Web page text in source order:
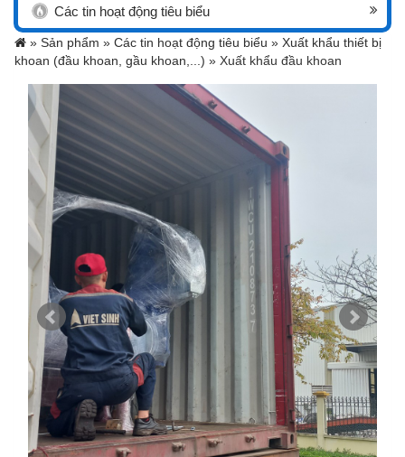
Các tin hoạt động tiêu biểu
» Sản phẩm » Các tin hoạt động tiêu biểu » Xuất khẩu thiết bị
khoan (đầu khoan, gầu khoan,...) » Xuất khẩu đầu khoan